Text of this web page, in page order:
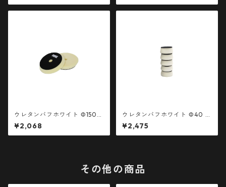
ウレタンバフホワイト Φ150
ベルクロ径130mm 1枚
¥2,068
ウレタンバフホワイト Φ40 ベ
ルクロ径30mm 5枚 簡易包装
¥2,475
その他の商品